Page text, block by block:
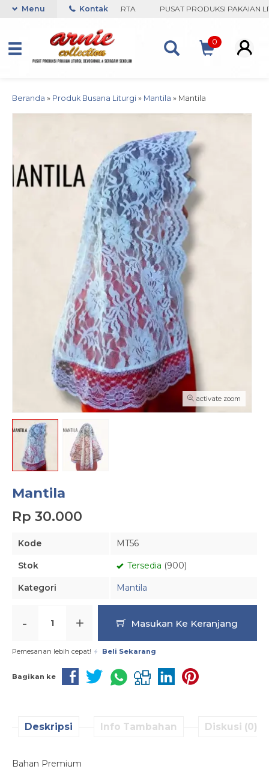
BORO, YOGYAKARTA PUSAT PRODUKSI PAKAIAN
Menu Kontak
0
Beranda » Produk Busana Liturgi » Mantila » Mantila
activate zoom
Mantila
Rp 30.000
Kode MT56
Stok Tersedia (900)
Kategori Mantila
- + Masukan Ke Keranjang
Pemesanan lebih cepat! Beli Sekarang
Bagikan ke
Deskripsi Info Tambahan Diskusi (0)
Bahan Premium